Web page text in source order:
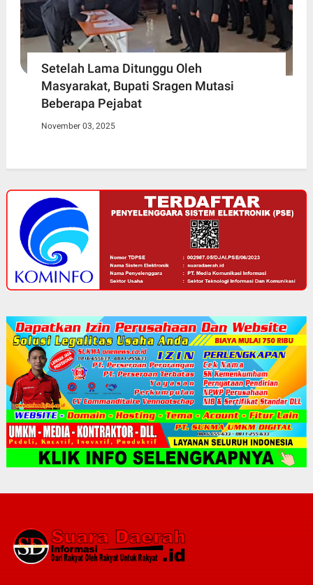
Setelah Lama Ditunggu Oleh
Masyarakat, Bupati Sragen Mutasi
Beberapa Pejabat
November 03, 2025